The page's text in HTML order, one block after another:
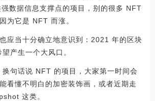
数据信息支撑点的项目，别的很多 NFT
为它是 NFT 而涨。
应当十分确立地意识到：2021 年的区块
产生一个大风口。
句话说 NFT 的项目，大家第一时间会
看懂不明白的加密装饰画，或者近期走
这类。